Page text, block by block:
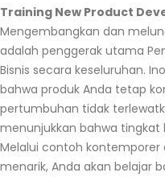
Training New Product
Mengembangkan dan
adalah penggerak utama
Bisnis secara keseluruhan.
bahwa produk Anda tetap
pertumbuhan tidak
menunjukkan bahwa tingkat
Melalui contoh kontemporer
menarik, Anda akan belajar